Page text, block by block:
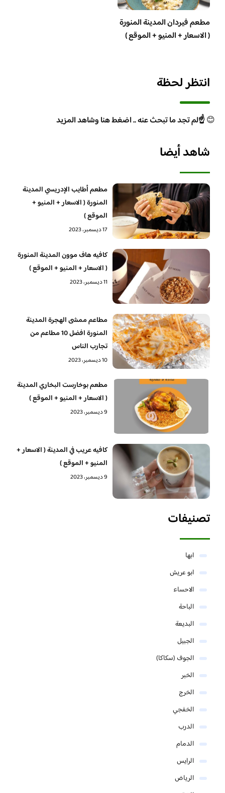
مطعم فيردان المدينة المنورة
( الاسعار + المنيو + الموقع )
انتظر لحظة
😊☝️لم تجد ما تبحث عنه .. اضغط هنا وشاهد المزيد
شاهد أيضا
مطعم أطايب الإدريسي المدينة
المنورة ( الاسعار + المنيو +
الموقع )
17 ديسمبر، 2023
كافيه هاف موون المدينة المنورة
( الاسعار + المنيو + الموقع )
11 ديسمبر، 2023
مطاعم ممشى الهجرة المدينة
المنورة افضل 10 مطاعم من
تجارب الناس
10 ديسمبر، 2023
مطعم بوخارست البخاري المدينة
( الاسعار + المنيو + الموقع )
9 ديسمبر، 2023
كافيه عريب في المدينة ( الاسعار +
المنيو + الموقع )
9 ديسمبر، 2023
تصنيفات
ابها
ابو عريش
الاحساء
الباحة
البديعة
الجبيل
الجوف (سكاكا)
الخبر
الخرج
الخفجي
الدرب
الدمام
الرايس
الرياض